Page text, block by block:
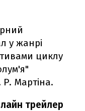
у жанрі
циклу
Мартіна.
трейлер